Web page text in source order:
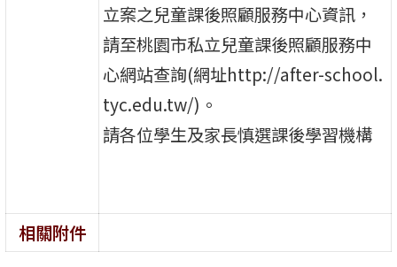
立案之兒童課後照顧服務中心資訊，
請至桃園市私立兒童課後照顧服務中
心網站查詢(網址http://after-school.
tyc.edu.tw/)。
請各位學生及家長慎選課後學習機構
相關附件